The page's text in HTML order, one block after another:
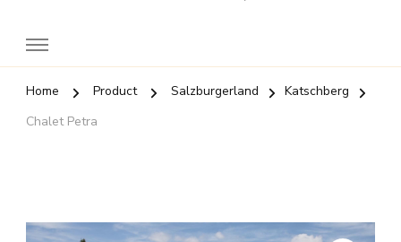
Home Product Salzburgerland
Katschberg
Chalet Petra